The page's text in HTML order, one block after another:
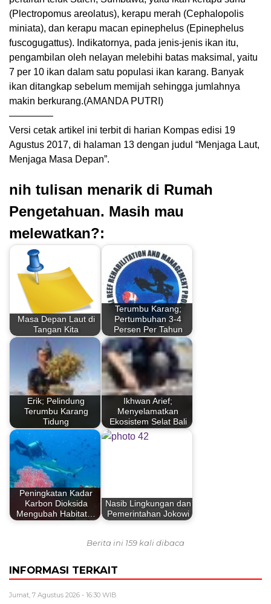
(Plectropomus areolatus), kerapu merah (Cephalopolis
miniata), dan kerapu macan epinephelus (Epinephelus
fuscogugattus). Indikatornya, pada jenis-jenis ikan itu,
pengambilan oleh nelayan melebihi batas maksimal, yaitu
7 per 10 ikan dalam satu populasi ikan karang. Banyak
ikan ditangkap sebelum memijah sehingga jumlahnya
makin berkurang.(AMANDA PUTRI)
————–
Versi cetak artikel ini terbit di harian Kompas edisi 19
Agustus 2017, di halaman 13 dengan judul “Menjaga Laut,
Menjaga Masa Depan”.
nih tulisan menarik di Rumah
Pengetahuan. Masih mau
melewatkan?:
Masa Depan Laut di
Tangan Kita
Terumbu Karang;
Pertumbuhan 3-4
Persen Per Tahun
Erik; Pelindung
Terumbu Karang
Tidung
Ikhwan Arief;
Menyelamatkan
Ekosistem Selat Bali
Peningkatan Kadar
Karbon Dioksida
Mengubah Habitat…
Nasib Lingkungan dan
Pemerintahan Jokowi
Berita ini 159 kali dibaca
INFORMASI TERKAIT
Jumat, 7 Agustus 2026 - 16:30 WIB